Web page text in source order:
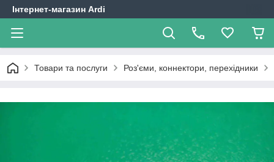
Інтернет-магазин Ardi
Товари та послуги Роз'єми, коннектори, перехідники